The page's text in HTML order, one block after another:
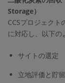
Storage）
CCSプロジェク
に対応し、以下の
サイトの選定
立地評価と貯